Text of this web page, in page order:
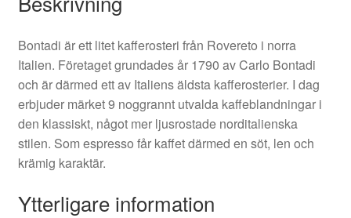
Bontadi är ett litet kafferosteri från Rovereto i norra
Italien. Företaget grundades år 1790 av Carlo Bontadi
och är därmed ett av Italiens äldsta kafferosterier. I dag
erbjuder märket 9 noggrannt utvalda kaffeblandningar i
den klassiskt, något mer ljusrostade norditalienska
stilen. Som espresso får kaffet därmed en söt, len och
krämig karaktär.
Ytterligare information